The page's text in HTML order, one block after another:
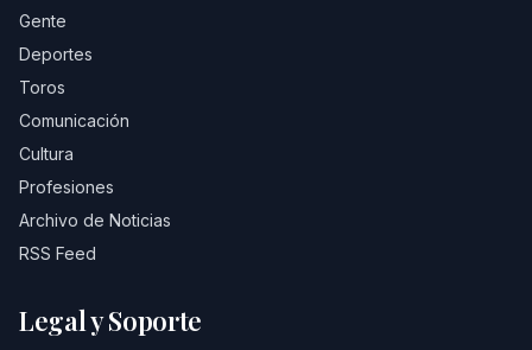
Gente
Deportes
Toros
Comunicación
Cultura
Profesiones
Archivo de Noticias
RSS Feed
Legal y Soporte